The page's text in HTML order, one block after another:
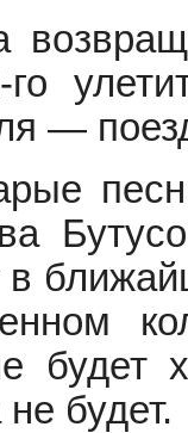
го
—
в
будет
будет.